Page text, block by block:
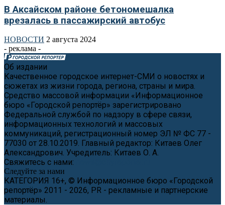
В Аксайском районе бетономешалка
врезалась в пассажирский автобус
НОВОСТИ 2 августа 2024
- реклама -
Об издании
Качественное городское интернет-СМИ о новостях и
сюжетах из жизни города, региона, страны и мира.
Средство массовой информации «Информационное
бюро «Городской репортёр» зарегистрировано
Федеральной службой по надзору в сфере связи,
информационных технологий и массовых
коммуникаций, регистрационный номер ЭЛ № ФС 77 -
77030 от 28.10.2019. Главный редактор: Китаев Олег
Александрович. Учредитель: Китаев О. А.
Свяжитесь с нами:
Следуйте за нами
КАТЕГОРИЯ 16+, © Информационное бюро «Городской
репортёр» 2011 - 2026, PR - рекламные и партнерские
материалы.